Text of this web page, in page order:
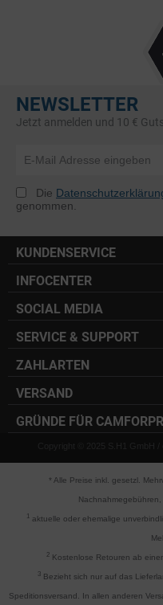
NEWSLETTER
Jetzt anmelden und 10 €
Die
genommen.
KUNDENSERVICE
INFOCENTER
SOCIAL MEDIA
SERVICE & SUPPORT
ZAHLARTEN
VERSAND
GRÜNDE FÜR
Copyright © 2025 S.H1 GmbH
* Alle Preise inkl. gesetzl.
aktuelle oder ehemalige
2Kostenlose Retouren ab
3 Bezieht sich nur auf das
Speditionsversand. In allen anderen